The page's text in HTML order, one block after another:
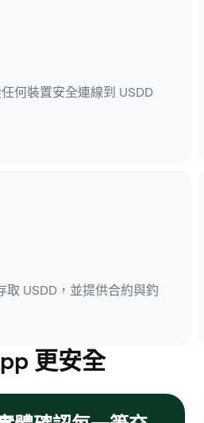
何裝置安全連線到 USDD
USDD，並提供合約與釣
更安全